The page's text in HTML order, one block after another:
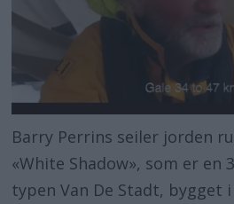
Barry Perrins seiler jorden
«White Shadow», som er en
typen Van De Stadt, bygget i